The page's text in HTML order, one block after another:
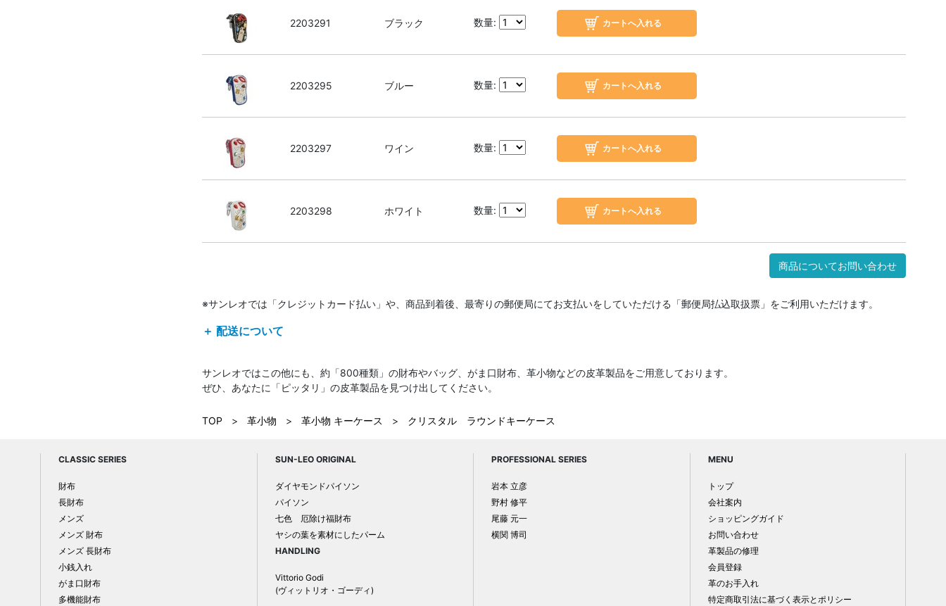
2203291 ブラック 数量:
2203295 ブルー 数量:
2203297 ワイン 数量:
2203298 ホワイト 数量:
商品についてお問い合わせ
※サンレオでは「クレジットカード払い」や、商品到着後、最寄りの郵便局にてお支払いをしていただける「郵便局払込取扱票」をご利用いただけます。
＋ 配送について
サンレオではこの他にも、約「800種類」の財布やバッグ、がま口財布、革小物などの皮革製品をご用意しております。
ぜひ、あなたに「ピッタリ」の皮革製品を見つけ出してください。
TOP > 革小物 > 革小物 キーケース > クリスタル ラウンドキーケース
CLASSIC SERIES
財布
長財布
メンズ
メンズ 財布
メンズ 長財布
小銭入れ
がま口財布
多機能財布
SUN-LEO ORIGINAL
ダイヤモンドパイソン
パイソン
七色 厄除け福財布
ヤシの葉を素材にしたパーム
HANDLING
Vittorio Godi
(ヴィットリオ・ゴーディ)
PROFESSIONAL SERIES
岩本 立彦
野村 修平
尾藤 元一
横関 博司
MENU
トップ
会社案内
ショッピングガイド
お問い合わせ
革製品の修理
会員登録
革のお手入れ
特定商取引法に基づく表示とポリシー